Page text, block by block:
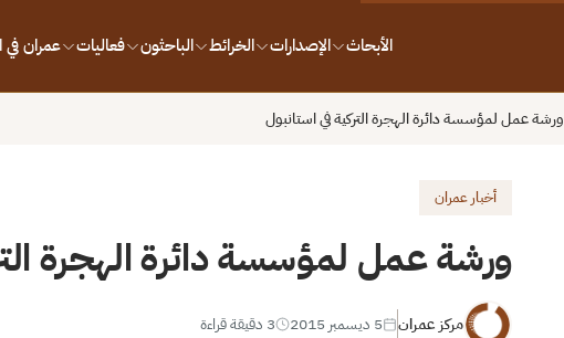
الأبحاث الإصدارات الخرائط الباحثون فعاليات عمران في
ورشة عمل لمؤسسة دائرة الهجرة التركية في استانبول
أخبار عمران
ورشة عمل لمؤسسة دائرة الهجرة
مركز عمران 5 ديسمبر 2015 3 دقيقة قراءة